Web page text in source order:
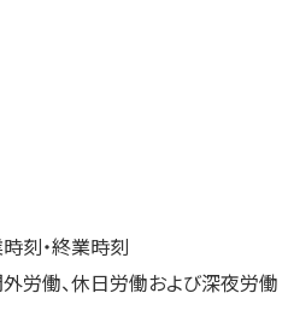
時刻・終業時刻
外労働、休日労働および深夜労働